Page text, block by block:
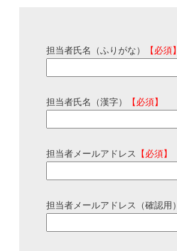
担当者氏名（ふりがな） 【必須】
担当者氏名（漢字） 【必須】
担当者メールアドレス 【必須】
担当者メールアドレス（確認用）